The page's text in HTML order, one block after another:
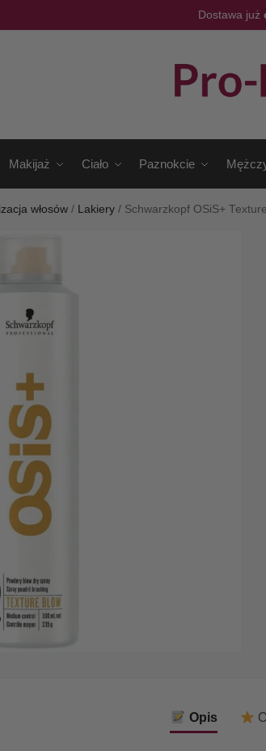
Dostawa już
Makijaż Ciało Paznokcie
włosów / Lakiery / Schwarzkopf OSiS+
Opis